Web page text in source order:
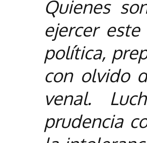
Quienes
ejercer
política,
con olvido
venal.
prudencia